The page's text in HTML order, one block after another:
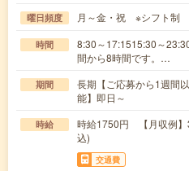
曜日頻度 月～金・祝 ※シフト制
時間
8:30～17:1515:30～
間から8時間です。…
期間
長期【ご応募から1週間
能】即日～
時給
時給1750円 【月収例】
込)
交通費